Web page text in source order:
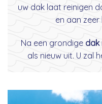
uw dak laat reinigen
en aan zeer
Na een grondige dak
als nieuw uit. U zal